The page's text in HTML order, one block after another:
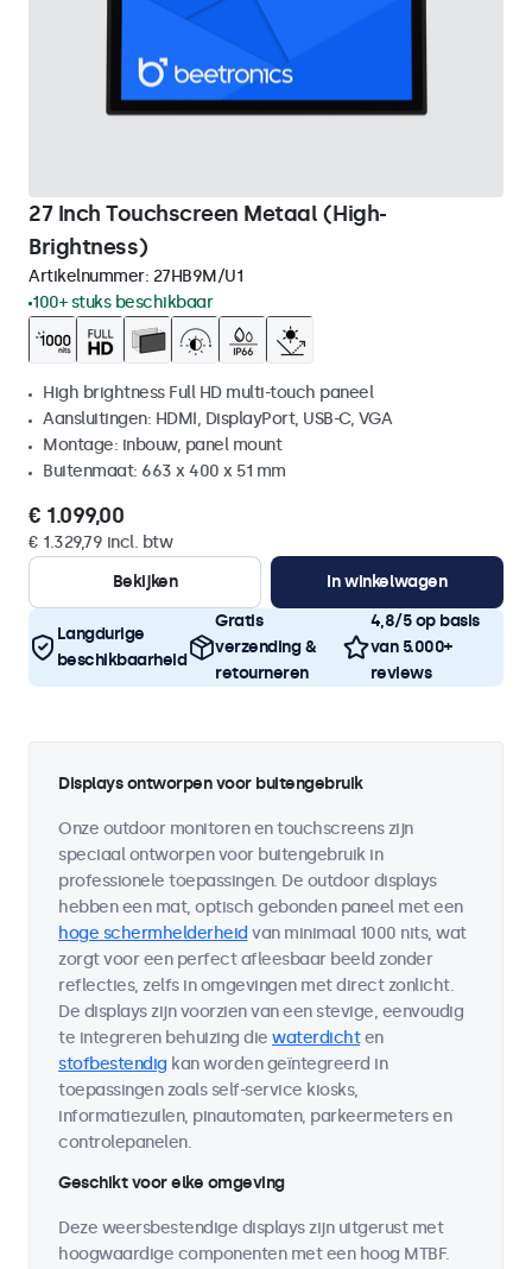
27 Inch Touchscreen Metaal (High-
Brightness)
Artikelnummer: 27HB9M/U1
100+ stuks beschikbaar
High brightness Full HD multi-touch paneel
Aansluitingen: HDMI, DisplayPort, USB-C, VGA
Montage: inbouw, panel mount
Buitenmaat: 663 x 400 x 51 mm
€ 1.099,00
€ 1.329,79 incl. btw
Bekijken
In winkelwagen
Langdurige
beschikbaarheid
Gratis
verzending &
retourneren
4,8/5 op basis
van 5.000+
reviews
Displays ontworpen voor buitengebruik
Onze outdoor monitoren en touchscreens zijn
speciaal ontworpen voor buitengebruik in
professionele toepassingen. De outdoor displays
hebben een mat, optisch gebonden paneel met een
hoge schermhelderheid van minimaal 1000 nits, wat
zorgt voor een perfect afleesbaar beeld zonder
reflecties, zelfs in omgevingen met direct zonlicht.
De displays zijn voorzien van een stevige, eenvoudig
te integreren behuizing die waterdichten
stofbestendig kan worden geïntegreerd in
toepassingen zoals self-service kiosks,
informatiezuilen, pinautomaten, parkeermeters en
controlepanelen.
Geschikt voor elke omgeving
Deze weersbestendige displays zijn uitgerust met
hoogwaardige componenten met een hoog MTBF.